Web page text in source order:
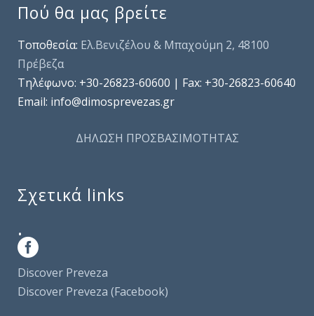
Πού θα μας βρείτε
Τοποθεσία: Ελ.Βενιζέλου & Μπαχούμη 2, 48100
Πρέβεζα
Τηλέφωνo: +30-26823-60600 | Fax: +30-26823-60640
Email: info@dimosprevezas.gr
ΔΗΛΩΣΗ ΠΡΟΣΒΑΣΙΜΟΤΗΤΑΣ
Σχετικά links
.
Discover Preveza
Discover Preveza (Facebook)